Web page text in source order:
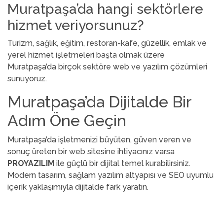
Muratpaşa’da hangi sektörlere
hizmet veriyorsunuz?
Turizm, sağlık, eğitim, restoran-kafe, güzellik, emlak ve
yerel hizmet işletmeleri başta olmak üzere
Muratpaşa’da birçok sektöre web ve yazılım çözümleri
sunuyoruz.
Muratpaşa’da Dijitalde Bir
Adım Öne Geçin
Muratpaşa’da işletmenizi büyüten, güven veren ve
sonuç üreten bir web sitesine ihtiyacınız varsa
PROYAZILIM ile güçlü bir dijital temel kurabilirsiniz.
Modern tasarım, sağlam yazılım altyapısı ve SEO uyumlu
içerik yaklaşımıyla dijitalde fark yaratın.